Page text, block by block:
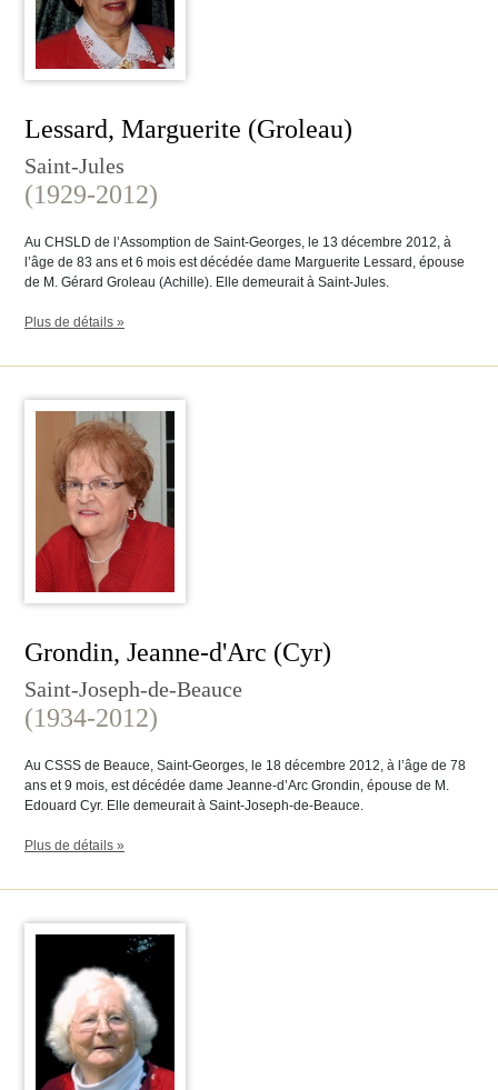
Lessard, Marguerite (Groleau)
Saint-Jules
(1929-2012)
Au CHSLD de l’Assomption de Saint-Georges, le 13 décembre 2012, à
l’âge de 83 ans et 6 mois est décédée dame Marguerite Lessard, épouse
de M. Gérard Groleau (Achille). Elle demeurait à Saint-Jules.
Plus de détails »
Grondin, Jeanne-d'Arc (Cyr)
Saint-Joseph-de-Beauce
(1934-2012)
Au CSSS de Beauce, Saint-Georges, le 18 décembre 2012, à l’âge de 78
ans et 9 mois, est décédée dame Jeanne-d’Arc Grondin, épouse de M.
Edouard Cyr. Elle demeurait à Saint-Joseph-de-Beauce.
Plus de détails »